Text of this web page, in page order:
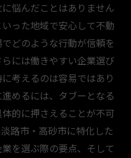
悩んだことはありません
った地域で安心して不動
どのような行動が信頼を
には働きやすい企業選び
考えるのは容易ではあり
めるには、タブーとなる
的に押さえることが不可
路市・高砂市に特化した
を選ぶ際の要点、そして